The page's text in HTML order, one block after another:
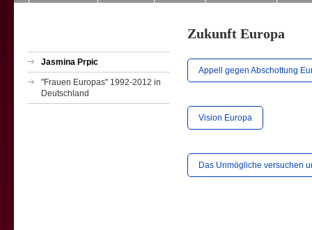
Jasmina Prpic
"Frauen Europas" 1992-2012 in
Deutschland
Zukunft Europa
Appell gegen Abschottung
Vision Europa
Das Unmögliche versuchen